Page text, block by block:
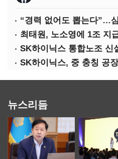
최태원, 노소영에 1조 지
뉴스리듬